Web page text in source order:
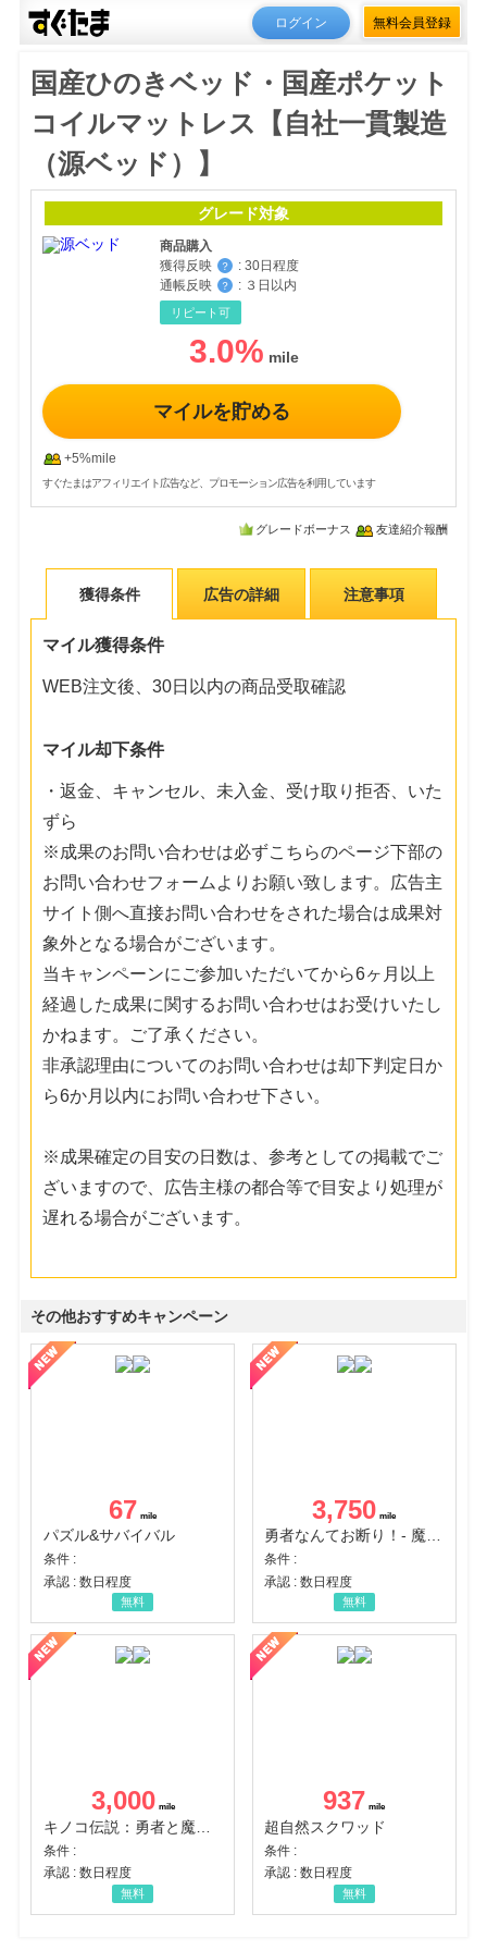
ログイン 無料会員登録
国産ひのきベッド・国産ポケット
コイルマットレス【自社一貫製造
（源ベッド）】
グレード対象
商品購入
獲得反映
？ : 30日程度
通帳反映
？ : ３日以内
リピート可
3.0%
マイルを貯める
+5%mile
すぐたまはアフィリエイト広告など、プロモーション広告を利用しています
グレードボーナス 友達紹介報酬
獲得条件 広告の詳細 注意事項
マイル獲得条件
WEB注文後、30日以内の商品受取確認
マイル却下条件
・返金、キャンセル、未入金、受け取り拒否、いた
ずら
※成果のお問い合わせは必ずこちらのページ下部の
お問い合わせフォームよりお願い致します。広告主
サイト側へ直接お問い合わせをされた場合は成果対
象外となる場合がございます。
当キャンペーンにご参加いただいてから6ヶ月以上
経過した成果に関するお問い合わせはお受けいたし
かねます。ご了承ください。
非承認理由についてのお問い合わせは却下判定日か
ら6か月以内にお問い合わせ下さい。
※成果確定の目安の日数は、参考としての掲載でご
ざいますので、広告主様の都合等で目安より処理が
遅れる場合がございます。
その他おすすめキャンペーン
67
パズル&サバイバル
条件 :
承認 : 数日程度
無料
3,750
勇者なんてお断り！- 魔王の力で異世界征服
条件 :
承認 : 数日程度
無料
3,000
条件 :
承認 : 数日程度
無料
937
超自然スクワッド
条件 :
承認 : 数日程度
無料